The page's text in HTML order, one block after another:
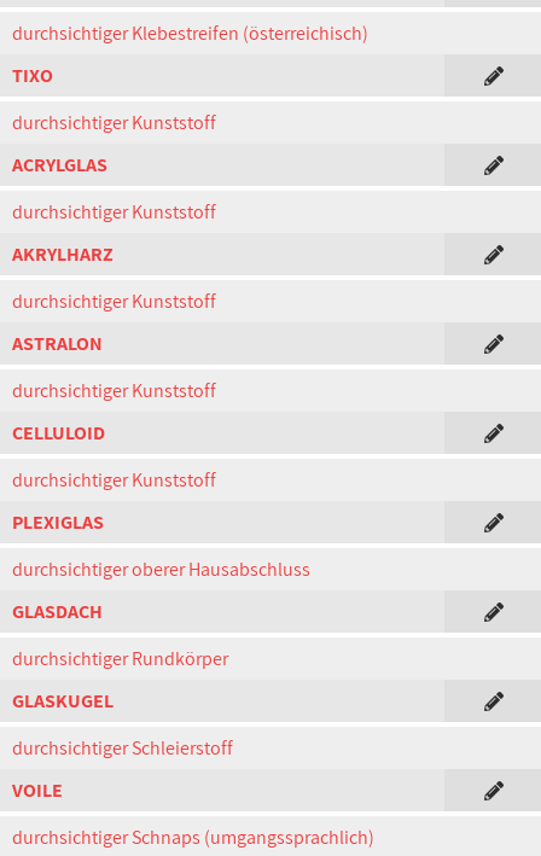
durchsichtiger Klebestreifen (österreichisch)
TIXO
durchsichtiger Kunststoff
ACRYLGLAS
durchsichtiger Kunststoff
AKRYLHARZ
durchsichtiger Kunststoff
ASTRALON
durchsichtiger Kunststoff
CELLULOID
durchsichtiger Kunststoff
PLEXIGLAS
durchsichtiger oberer Hausabschluss
GLASDACH
durchsichtiger Rundkörper
GLASKUGEL
durchsichtiger Schleierstoff
VOILE
durchsichtiger Schnaps (umgangssprachlich)